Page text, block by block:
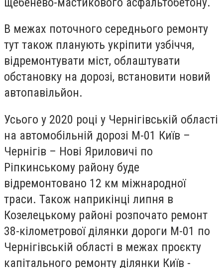
В межах поточного середнього ремонту
тут також планують укріпити узбіччя,
відремонтувати міст, облаштувати
обстановку на дорозі, встановити новий
автопавільйон.
Усього у 2020 році у Чернігівській області
на автомобільній дорозі М-01 Київ –
Чернігів – Нові Яриловичі по
Ріпкинському району буде
відремонтовано 12 км міжнародної
траси. Також наприкінці липня в
Козелецькому районі розпочато ремонт
38-кілометрової ділянки дороги М-01 по
Чернігівській області в межах проєкту
капітального ремонту ділянки Київ -